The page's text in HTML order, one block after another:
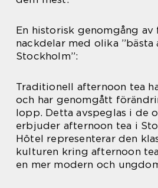
En historisk genomgång av
nackdelar med olika ”bästa
Stockholm”:
Traditionell afternoon tea
och har genomgått
lopp. Detta avspeglas i de
erbjuder afternoon tea i
Hôtel representerar den
kulturen kring afternoon
en mer modern och